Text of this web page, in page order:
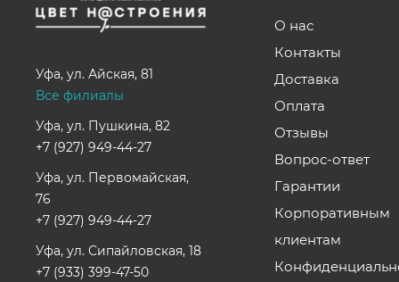
Уфа, ул. Айская, 81
Все филиалы
Уфа, ул. Пушкина, 82
+7 (927) 949-44-27
Уфа, ул. Первомайская,
76
+7 (927) 949-44-27
Уфа, ул. Сипайловская, 18
+7 (933) 399-47-50
О нас
Контакты
Доставка
Оплата
Отзывы
Вопрос-ответ
Гарантии
Корпоративным
клиентам